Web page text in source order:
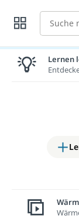
Suche
Lernen